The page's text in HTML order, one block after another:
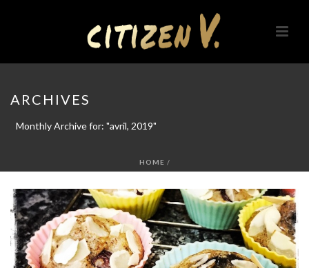
ARCHIVES
Monthly Archive for: "avril, 2019"
HOME /